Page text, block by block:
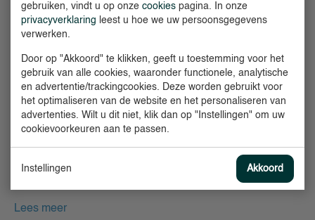
gebruiken, vindt u op onze cookies pagina. In onze
privacyverklaring leest u hoe we uw persoonsgegevens
verwerken.
Door op "Akkoord" te klikken, geeft u toestemming voor het
gebruik van alle cookies, waaronder functionele, analytische
en advertentie/trackingcookies. Deze worden gebruikt voor
het optimaliseren van de website en het personaliseren van
advertenties. Wilt u dit niet, klik dan op "Instellingen" om uw
cookievoorkeuren aan te passen.
Instellingen Akkoord
39 professionals, één vraag centraal
Eerste masterclass van de Kenniswerkplaats Werk &
Lees meer